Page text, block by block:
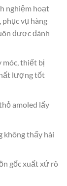
nghiệm hoạt
vụ hàng
được đánh
móc, thiết bị
lượng tốt
amoled lấy
không thấy hài
gốc xuất xứ rõ